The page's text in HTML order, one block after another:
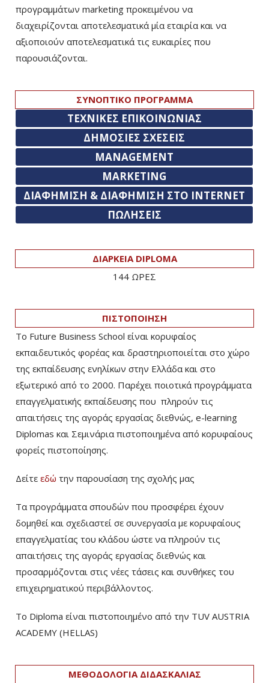
προγραμμάτων marketing προκειμένου να
διαχειρίζονται αποτελεσματικά μία εταιρία και να
αξιοποιούν αποτελεσματικά τις ευκαιρίες που
παρουσιάζονται.
ΣΥΝΟΠΤΙΚΟ ΠΡΟΓΡΑΜΜΑ
ΤΕΧΝΙΚΕΣ ΕΠΙΚΟΙΝΩΝΙΑΣ
ΔΗΜΟΣΙΕΣ ΣΧΕΣΕΙΣ
MANAGEMENT
MARKETING
ΔΙΑΦΗΜΙΣΗ & ΔΙΑΦΗΜΙΣΗ ΣΤΟ INTERNET
ΠΩΛΗΣΕΙΣ
ΔΙΑΡΚΕΙΑ DIPLOMA
144 ΩΡΕΣ
ΠΙΣΤΟΠΟΙΗΣΗ
Το Future Business School είναι κορυφαίος
εκπαιδευτικός φορέας και δραστηριοποιείται στο χώρο
της εκπαίδευσης ενηλίκων στην Ελλάδα και στο
εξωτερικό από το 2000. Παρέχει ποιοτικά προγράμματα
επαγγελματικής εκπαίδευσης που πληρούν τις
απαιτήσεις της αγοράς εργασίας διεθνώς, e-learning
Diplomas και Σεμινάρια πιστοποιημένα από κορυφαίους
φορείς πιστοποίησης.
Δείτε εδώ την παρουσίαση της σχολής μας
Τα προγράμματα σπουδών που προσφέρει έχουν
δομηθεί και σχεδιαστεί σε συνεργασία με κορυφαίους
επαγγελματίας του κλάδου ώστε να πληρούν τις
απαιτήσεις της αγοράς εργασίας διεθνώς και
προσαρμόζονται στις νέες τάσεις και συνθήκες του
επιχειρηματικού περιβάλλοντος.
Το Diploma είναι πιστοποιημένο από την TUV AUSTRIA
ACADEMY (HELLAS)­
ΜΕΘΟΔΟΛΟΓΙΑ ΔΙΔΑΣΚΑΛΙΑΣ